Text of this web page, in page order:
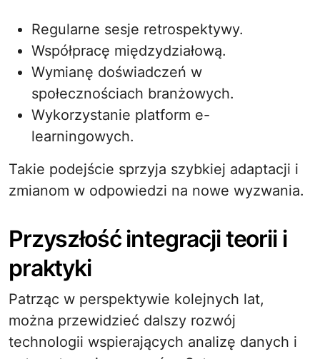
Regularne sesje retrospektywy.
Współpracę międzydziałową.
Wymianę doświadczeń w
społecznościach branżowych.
Wykorzystanie platform e-
learningowych.
Takie podejście sprzyja szybkiej adaptacji i
zmianom w odpowiedzi na nowe wyzwania.
Przyszłość integracji teorii i
praktyki
Patrząc w perspektywie kolejnych lat,
można przewidzieć dalszy rozwój
technologii wspierających analizę danych i